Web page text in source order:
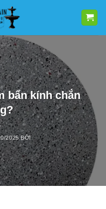
bẩn kính chắn
2025 BỞI